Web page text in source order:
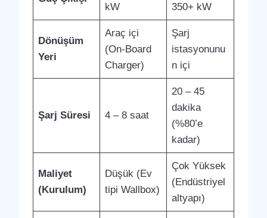
kW 350+ kW
Dönüşüm
Yeri
Araç içi
(On-Board
Charger)
Şarj
istasyonunu
n içi
Şarj Süresi 4 – 8 saat
20 – 45
dakika
(%80’e
kadar)
Maliyet
(Kurulum)
Düşük (Ev
tipi Wallbox)
Çok Yüksek
(Endüstriyel
altyapı)